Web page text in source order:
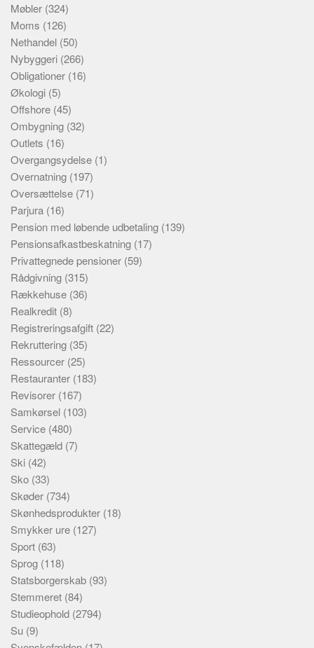
Møbler (324)
Moms (126)
Nethandel (50)
Nybyggeri (266)
Obligationer (16)
Økologi (5)
Offshore (45)
Ombygning (32)
Outlets (16)
Overgangsydelse (1)
Overnatning (197)
Oversættelse (71)
Parjura (16)
Pension med løbende udbetaling (139)
Pensionsafkastbeskatning (17)
Privattegnede pensioner (59)
Rådgivning (315)
Rækkehuse (36)
Realkredit (8)
Registreringsafgift (22)
Rekruttering (35)
Ressourcer (25)
Restauranter (183)
Revisorer (167)
Samkørsel (103)
Service (480)
Skattegæld (7)
Ski (42)
Sko (33)
Skøder (734)
Skønhedsprodukter (18)
Smykker ure (127)
Sport (63)
Sprog (118)
Statsborgerskab (93)
Stemmeret (84)
Studieophold (2794)
Su (9)